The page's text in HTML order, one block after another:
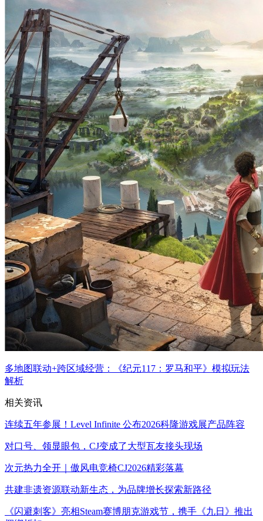
多地图联动+跨区域经营：《纪元117：罗马和平》模拟玩法
解析
相关资讯
连续五年参展！Level Infinite 公布2026科隆游戏展产品阵容
对口号、领显眼包，CJ变成了大型瓦友接头现场
次元热力全开｜傲风电竞椅CJ2026精彩落幕
共建非遗资源联动新生态，为品牌增长探索新路径
《闪避刺客》亮相Steam赛博朋克游戏节，携手《九日》推出